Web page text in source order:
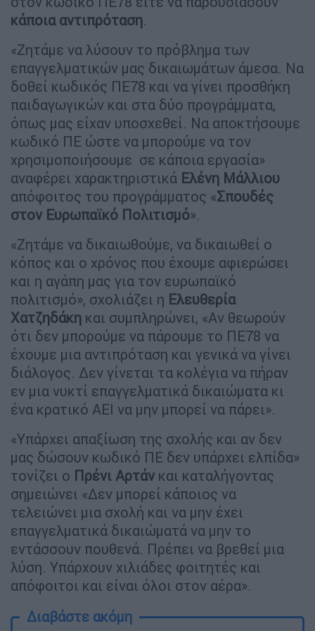
κάποια αντιπρόταση.
«Ζητάμε να λύσουν το πρόβλημα των
επαγγελματικών μας δικαιωμάτων άμεσα. Να
δοθεί κωδικός ΠΕ78 και να γίνει προσθήκη
παιδαγωγικών και στα δύο προγράμματα,
όπως μας είχαν υποσχεθεί. Να αποκτήσουμε
κωδικό ΠΕ ώστε να μπορούμε να τον
χρησιμοποιήσουμε σε κάποια εργασία»
αναφέρει χαρακτηριστικά Ελένη Μάλλιου
απόφοιτος του προγράμματος «Σπουδές
στον Ευρωπαϊκό Πολιτισμό».
«Ζητάμε να δικαιωθούμε, να δικαιωθεί ο
κόπος και ο χρόνος που έχουμε αφιερώσει
και η αγάπη μας για τον ευρωπαϊκό
πολιτισμό», σχολιάζει η Ελευθερία
Χατζηδάκη και συμπληρώνει, «Αν θεωρούν
ότι δεν μπορούμε να πάρουμε το ΠΕ78 να
έχουμε μια αντιπρόταση και γενικά να γίνει
διάλογος. Δεν γίνεται τα κολέγια να πήραν
εν μια νυκτί επαγγελματικά δικαιώματα κι
ένα κρατικό ΑΕΙ να μην μπορεί να πάρει».
«Υπάρχει απαξίωση της σχολής και αν δεν
μας δώσουν κωδικό ΠΕ δεν υπάρχει ελπίδα»
τονίζει ο Πρένι Αρτάν και καταλήγοντας
σημειώνει «Δεν μπορεί κάποιος να
τελειώνει μια σχολή και να μην έχει
επαγγελματικά δικαιώματά να μην το
εντάσσουν πουθενά. Πρέπει να βρεθεί μια
λύση. Υπάρχουν χιλιάδες φοιτητές και
απόφοιτοι και είναι όλοι στον αέρα».
Διαβάστε ακόμη